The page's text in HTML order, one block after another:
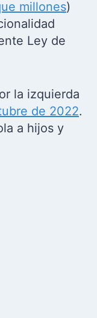
millones)
Ley de
la izquierda
de 2022.
a hijos y